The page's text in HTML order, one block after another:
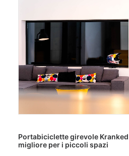
Portabiciclette girevole
migliore per i piccoli spazi